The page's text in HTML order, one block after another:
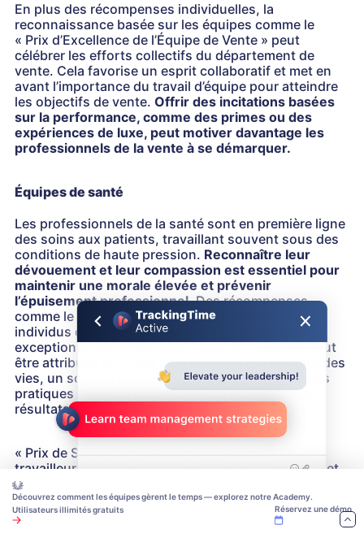
En plus des récompenses individuelles, la
reconnaissance basée sur les équipes comme le
« Prix d’Excellence de l’Équipe de Vente » peut
célébrer les efforts collectifs du département de
vente. Cela favorise un esprit collaboratif et met en
avant l’importance du travail d’équipe pour atteindre
les objectifs de vente. Offrir des incitations basées
sur la performance, comme des primes ou des
expériences de luxe, peut motiver davantage les
professionnels de la vente à se démarquer.
Équipes de santé
Les professionnels de la santé sont en première ligne
des soins aux patients, travaillant souvent sous des
conditions de haute pression. Reconnaître leur
dévouement et leur compassion est essentiel pour
maintenir une morale élevée et prévenir
l’épuisement professionnel.Des récompenses
comme le « Prix Sauveur de Vies » honorent les
individus qui vont au-delà pour fournir des soins
exceptionnels aux patients. Cette récompense peut
être attribuée pour des interventions qui sauvent des
vies, un soutien extraordinaire aux patients ou des
pratiques de santé innovantes qui améliorent les
résultats des patients.
« Prix de Soins Compatissants » reconnaît les
travailleurs de la santé qui font preuve d’empathie et
de gentillesse exceptionnelles dans leurs interactions
avec les patients et leurs familles. Cette
reconnaissance renforce l’importance d’une approche
centrée sur le patient et met en lumière les aspects
Découvrez comment les équipes gèrent le temps — explorez notre Academy.
Utilisateurs illimités gratuits
Réservez une démo